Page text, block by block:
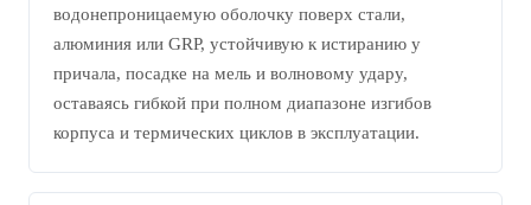
водонепроницаемую оболочку поверх стали,
алюминия или GRP, устойчивую к истиранию у
причала, посадке на мель и волновому удару,
оставаясь гибкой при полном диапазоне изгибов
корпуса и термических циклов в эксплуатации.